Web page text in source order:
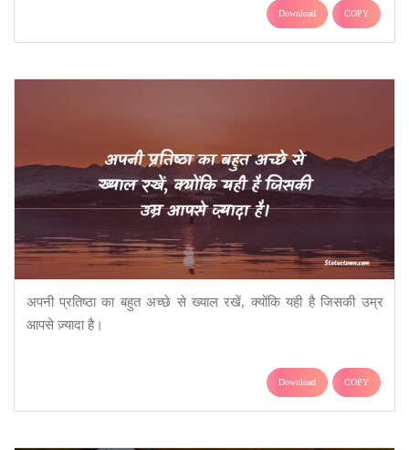
Download COPY
अपनी प्रतिष्ठा का बहुत अच्छे से ख्याल रखें, क्योंकि यही है जिसकी उम्र
आपसे ज़्यादा है।
Download COPY